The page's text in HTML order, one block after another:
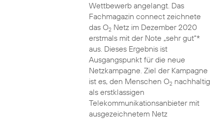
Wettbewerb angelangt. Das
Fachmagazin connect zeichnete
das O2Netz im Dezember 2020
erstmals mit der Note „sehr gut“*
aus. Dieses Ergebnis ist
Ausgangspunkt für die neue
Netzkampagne. Ziel der Kampagne
ist es, den Menschen O2nachhaltig
als erstklassigen
Telekommunikationsanbieter mit
ausgezeichnetem Netz